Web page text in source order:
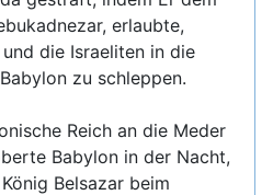
erlaubte,
die Israeliten in die
zu schleppen.
Reich an die Meder
Babylon in der Nacht,
Belsazar beim